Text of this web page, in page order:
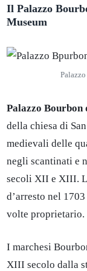
Il Palazzo
Museum
Palazzo Bourbon
della chiesa di
medievali delle
negli scantinati e
secoli XII e XIII.
d’arresto nel
volte proprietario.
I marchesi
XIII secolo dalla